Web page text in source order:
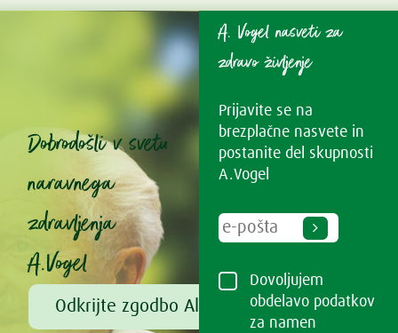
Dobrodošli v svetu
naravnega
zdravljenja
A.Vogel
Odkrijte zgodbo Alfreda Vogla
A. Vogel nasveti za
zdravo življenje
Prijavite se na
brezplačne nasvete in
postanite del skupnosti
A.Vogel
Dovoljujem
obdelavo podatkov
za namen